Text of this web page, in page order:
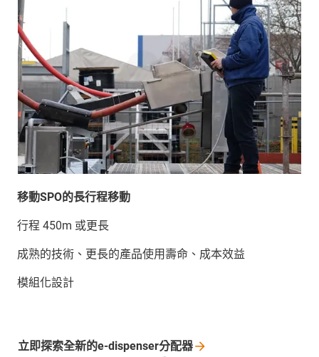
移動SPO的長行程移動
行程 450m 或更長
成熟的技術、更長的產品使用壽命、成本效益
模組化設計
立即探索全新的e-dispenser分配器